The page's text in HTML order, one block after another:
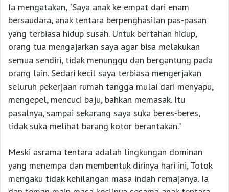
Ia mengatakan, “Saya anak ke empat dari enam
bersaudara, anak tentara berpenghasilan pas-pasan
yang terbiasa hidup susah. Untuk bertahan hidup,
orang tua mengajarkan saya agar bisa melakukan
semua sendiri, tidak menunggu dan bergantung pada
orang lain. Sedari kecil saya terbiasa mengerjakan
seluruh pekerjaan rumah tangga mulai dari menyapu,
mengepel, mencuci baju, bahkan memasak. Itu
pasalnya, sampai sekarang saya suka beres-beres,
tidak suka melihat barang kotor berantakan.”
Meski asrama tentara adalah lingkungan dominan
yang menempa dan membentuk dirinya hari ini, Totok
mengaku tidak kehilangan masa indah remajanya. Ia